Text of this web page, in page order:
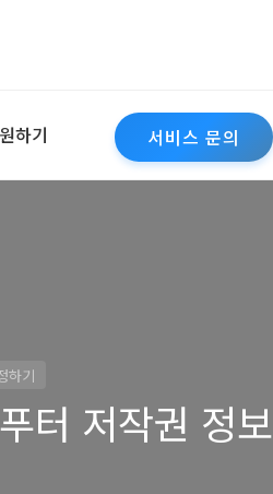
하기 서비스 문의
하기
터 저작권 정보